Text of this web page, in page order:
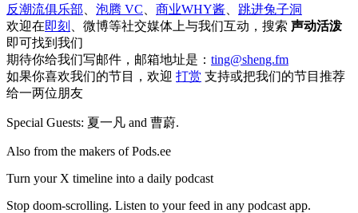
反潮流俱乐部
泡腾 VC 商业WHY酱
跳进兔子洞
欢迎在即刻 、微博等社交媒体上与我们互动，搜索 声动活泼
即可找到我们
期待你给我们写邮件，邮箱地址是： ting@sheng.fm
如果你喜欢我们的节目，欢迎 打赏 支持或把我们的节目推荐
给一两位朋友
Special Guests: 夏一凡 and 曹蔚.
Also from the makers of Pods.ee
Turn your X timeline into a daily podcast
Stop doom-scrolling. Listen to your feed in any podcast app.